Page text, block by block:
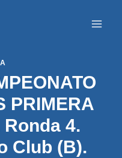
PRIMERA
4.
Club (B).